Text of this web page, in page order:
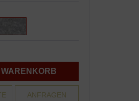
WARENKORB
ANFRAGEN